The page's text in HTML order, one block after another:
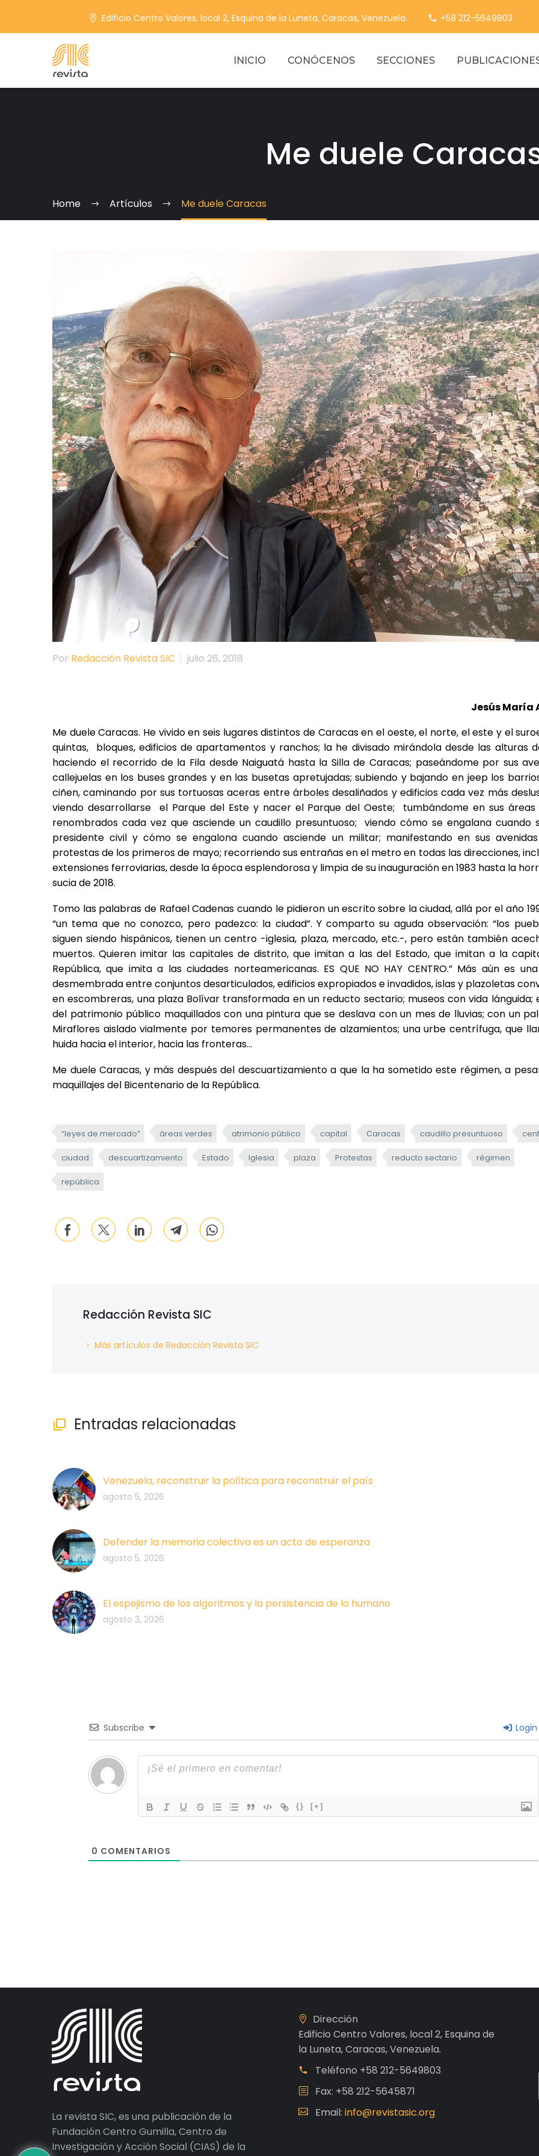
Edificio Centro Valores, local 2, Esquina de la Luneta, Caracas, Venezuela. +58 212-5649803
INICIO CONÓCENOS SECCIONES
Me duele
Home Artículos Me duele Caracas
Por Redacción Revista SIC julio 26, 2018
Jesús María
Me duele Caracas. He vivido en seis lugares distintos de Caracas en el oeste, el norte, el este y el
quintas, bloques, edificios de apartamentos y ranchos; la he divisado mirándola desde las alturas
haciendo el recorrido de la Fila desde Naiguatá hasta la Silla de Caracas; paseándome por sus
callejuelas en los buses grandes y en las busetas apretujadas; subiendo y bajando en jeep los
ciñen, caminando por sus tortuosas aceras entre árboles desaliñados y edificios cada vez más
viendo desarrollarse el Parque del Este y nacer el Parque del Oeste; tumbándome en sus áreas
renombrados cada vez que asciende un caudillo presuntuoso; viendo cómo se engalana cuando
presidente civil y cómo se engalona cuando asciende un militar; manifestando en sus
protestas de los primeros de mayo; recorriendo sus entrañas en el metro en todas las direcciones,
extensiones ferroviarias, desde la época esplendorosa y limpia de su inauguración en 1983 hasta la
sucia de 2018.
Tomo las palabras de Rafael Cadenas cuando le pidieron un escrito sobre la ciudad, allá por el año
“un tema que no conozco, pero padezco: la ciudad”. Y comparto su aguda observación: “los
siguen siendo hispánicos, tienen un centro -iglesia, plaza, mercado, etc.-, pero están también
muertos. Quieren imitar las capitales de distrito, que imitan a las del Estado, que imitan a la
República, que imita a las ciudades norteamericanas. ES QUE NO HAY CENTRO.” Más aún es
desmembrada entre conjuntos desarticulados, edificios expropiados e invadidos, islas y plazoletas
en escombreras, una plaza Bolívar transformada en un reducto sectario; museos con vida lánguida;
del patrimonio público maquillados con una pintura que se deslava con un mes de lluvias; con un
Miraflores aislado vialmente por temores permanentes de alzamientos; una urbe centrífuga, que
huida hacia el interior, hacia las fronteras…
Me duele Caracas, y más después del descuartizamiento a que la ha sometido este régimen, a
maquillajes del Bicentenario de la República.
“leyes de mercado” áreas verdes atrimonio público capital Caracas caudillo presuntuoso
ciudad descuartizamiento Estado Iglesia plaza Protestas reducto sectario régimen
república
Redacción Revista SIC
Más artículos de Redacción Revista SIC
 Entradas relacionadas
Venezuela, reconstruir la política para reconstruir el país
agosto 5, 2026
Defender la memoria colectiva es un acto de esperanza
agosto 5, 2026
El espejismo de los algoritmos y la persistencia de lo humano
agosto 3, 2026
Subscribe Login
{} [+]
0 COMENTARIOS
La revista SIC, es una publicación de la
Fundación Centro Gumilla, Centro de
Investigación y Acción Social (CIAS) de la
Dirección
Edificio Centro Valores, local 2, Esquina de
la Luneta, Caracas, Venezuela.
Teléfono +58 212-5649803
Fax: +58 212-5645871
Email: info@revistasic.org